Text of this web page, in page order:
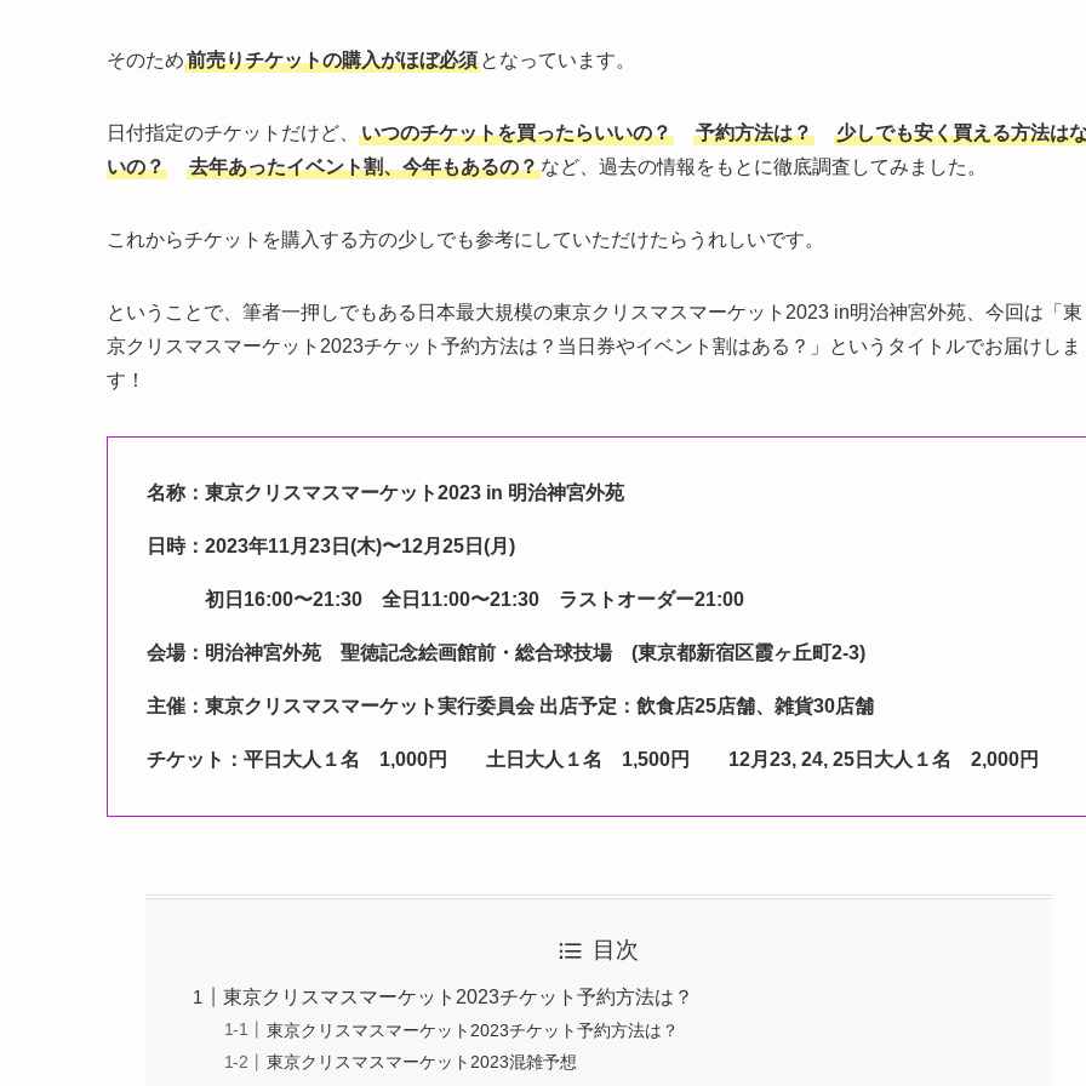
そのため前売りチケットの購入がほぼ必須 となっています。
日付指定のチケットだけど、 いつのチケットを買ったらいいの？ 予約方法は？
少しでも安く買える方法は
いの？
去年あったイベント割、今年もあるの？など、過去の情報をもとに徹底調査してみました。
これからチケットを購入する方の少しでも参考にしていただけたらうれしいです。
ということで、筆者一押しでもある日本最大規模の東京クリスマスマーケット2023 in明治神宮外苑、今回は「東
京クリスマスマーケット2023チケット予約方法は？当日券やイベント割はある？」というタイトルでお届けしま
す！
名称：東京クリスマスマーケット2023 in 明治神宮外苑
日時：2023年11月23日(木)〜12月25日(月)
初日16:00〜21:30 全日11:00〜21:30 ラストオーダー21:00
会場：明治神宮外苑 聖徳記念絵画館前・総合球技場 (東京都新宿区霞ヶ丘町2-3)
主催：東京クリスマスマーケット実行委員会 出店予定：飲食店25店舗、雑貨30店舗
チケット：平日大人１名 1,000円 土日大人１名 1,500円 12月23, 24, 25日大人１名 2,000円
目次
東京クリスマスマーケット2023チケット予約方法は？
東京クリスマスマーケット2023チケット予約方法は？
東京クリスマスマーケット2023混雑予想